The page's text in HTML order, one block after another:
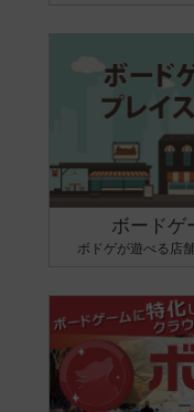
ボードゲ
ボドゲが遊べる店